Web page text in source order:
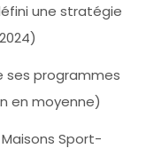
une stratégie
ses programmes
en moyenne)
Maisons Sport-